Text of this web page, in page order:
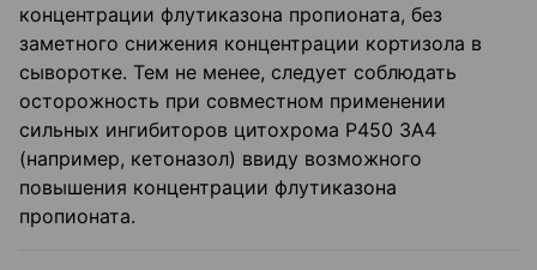
концентрации флутиказона пропионата, без
заметного снижения концентрации кортизола в
сыворотке. Тем не менее, следует соблюдать
осторожность при совместном применении
сильных ингибиторов цитохрома Р450 ЗА4
(например, кетоназол) ввиду возможного
повышения концентрации флутиказона
пропионата.